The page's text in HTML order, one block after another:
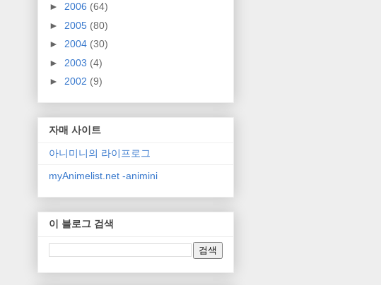
► 2006 (64)
► 2005 (80)
► 2004 (30)
► 2003 (4)
► 2002 (9)
자매 사이트
아니미니의 라이프로그
myAnimelist.net -animini
이 블로그 검색